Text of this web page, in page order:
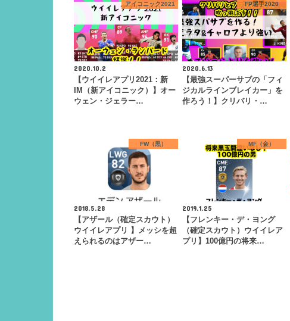
アイコニック2021
2020.10.2
【ウイイレアプリ2021：新
IM（新アイコニック）】オー
ウェン・ジェラー…
FP選手2020
2020.6.13
【最強スーパーサブの「フィ
ジカルラインブレイカー」を
作ろう！】クリバリ・…
FW（黒）
2018.5.28
【アザール（確定スカウト）
ウイイレアプリ 】メッシを超
えられるのはアザー…
MF（金）
2019.1.25
【フレンキー・デ・ヨング
（確定スカウト）ウイイレア
プリ】100億円の将来…